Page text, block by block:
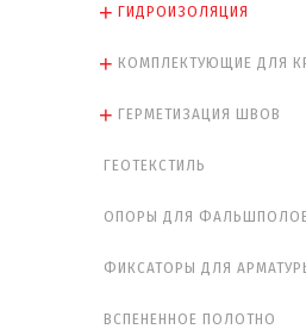
ГИДРОИЗОЛЯЦИЯ
КОМПЛЕКТУЮЩИЕ ДЛЯ
ГЕРМЕТИЗАЦИЯ ШВОВ
ГЕОТЕКСТИЛЬ
ОПОРЫ ДЛЯ
ФИКСАТОРЫ ДЛЯ
ВСПЕНЕННОЕ ПОЛОТНО